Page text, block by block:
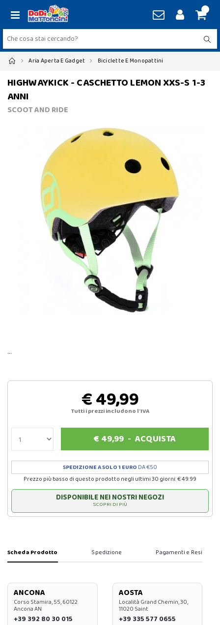
Aria Aperta E Gadget Biciclette E Monopattini
HIGHWAYKICK - CASCHETTO LEMON XXS-S 1-3
ANNI
SCOOT AND RIDE
…
€ 49,99
Tutti i prezzi includono l'IVA
€ 49,99 -ACQUISTA
SPEDIZIONE A SOLO 1 EURO DA €50
Prezzo più basso di questo prodotto negli ultimi 30 giorni: € 49.99
DISPONIBILE NEI NOSTRI NEGOZI
SCOPRI DI PIÙ
Scheda Prodotto Spedizione Pagamenti e Resi
ANCONA
Corso Stamira, 55, 60122
Ancona AN
+39 392 80 30 015
AOSTA
Località Grand Chemin, 30,
11020 Saint
+39 335 577 0655